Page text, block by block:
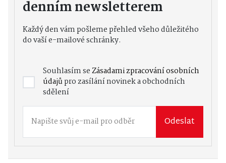
denním newsletterem
Každý den vám pošleme přehled všeho důležitého
do vaší e-mailové schránky.
Souhlasím seZásadami zpracování osobních
údajůpro zasílání novinek a obchodních
sdělení
Odeslat